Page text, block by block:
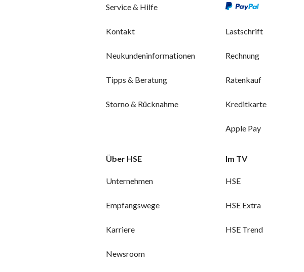
Service & Hilfe
Kontakt
Neukundeninformationen
Tipps & Beratung
Storno & Rücknahme
Lastschrift
Rechnung
Ratenkauf
Kreditkarte
Apple Pay
Über HSE
Unternehmen
Empfangswege
Karriere
Newsroom
Im TV
HSE
HSE Extra
HSE Trend